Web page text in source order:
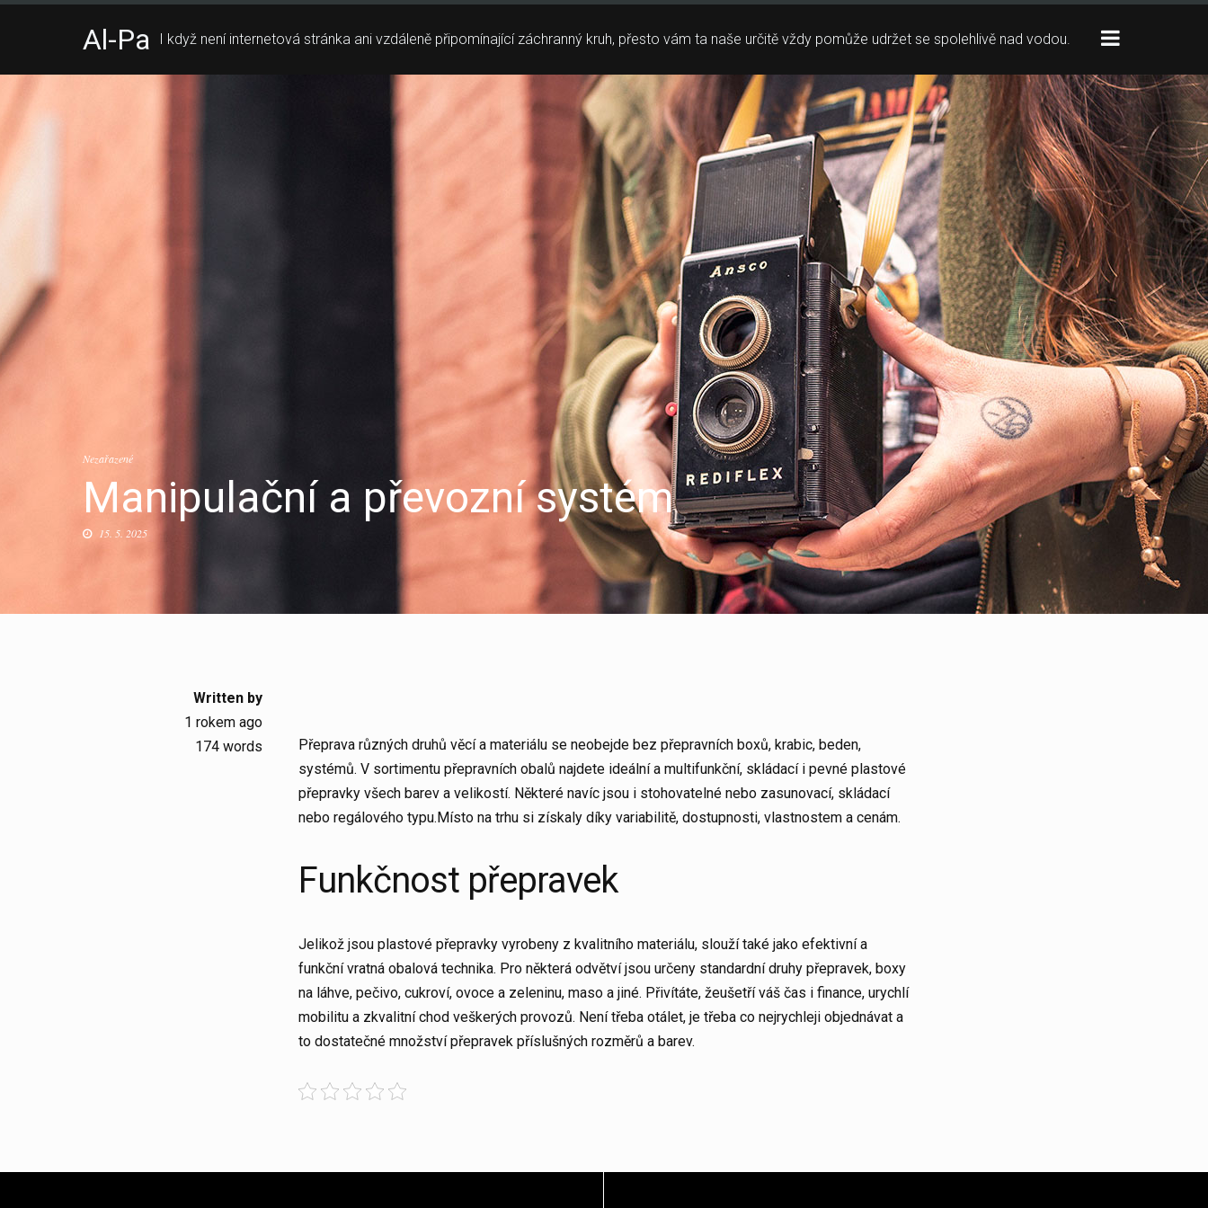
Al-Pa I když není internetová stránka ani vzdáleně připomínající záchranný kruh, přesto vám ta naše určitě vždy pomůže udržet se spolehlivě nad vodou.
Toggle
Nezařazené
Manipulační a převozní systém
15. 5. 2025
Written by
1 rokem ago
174 words
Přeprava různých druhů věcí a materiálu se neobejde bez přepravních boxů, krabic, beden,
systémů. V sortimentu přepravních obalů najdete ideální a multifunkční, skládací i pevné plastové
přepravky všech barev a velikostí. Některé navíc jsou i stohovatelné nebo zasunovací, skládací
nebo regálového typu.Místo na trhu si získaly díky variabilitě, dostupnosti, vlastnostem a cenám.
Funkčnost přepravek
Jelikož jsou plastové přepravky vyrobeny z kvalitního materiálu, slouží také jako efektivní a
funkční vratná obalová technika. Pro některá odvětví jsou určeny standardní druhy přepravek, boxy
na láhve, pečivo, cukroví, ovoce a zeleninu, maso a jiné. Přivítáte, žeušetří váš čas i finance, urychlí
mobilitu a zkvalitní chod veškerých provozů. Není třeba otálet, je třeba co nejrychleji objednávat a
to dostatečné množství přepravek příslušných rozměrů a barev.